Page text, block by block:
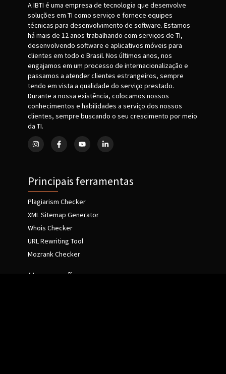
A IBTI é uma empresa de tecnologia que desenvolve
soluções em TI como serviço e fornece equipes
técnicas para desenvolvimento de software. Estamos
há mais de 12 anos trabalhando com serviços de TI,
desenvolvendo software e aplicativos móveis para
clientes em todo o Brasil. Nos últimos anos, nos
engajamos em um processo de internacionalização e
passamos a atender clientes estrangeiros, sempre
tendo em vista a qualidade do serviço prestado.
Durante a nossa existência, colocamos nossos
conhecimentos e habilidades a serviço dos nossos
clientes, sempre buscando o seu crescimento por meio
da TI.
Principais ferramentas
Plagiarism Checker
XML Sitemap Generator
Whois Checker
URL Rewriting Tool
Mozrank Checker
Navegação